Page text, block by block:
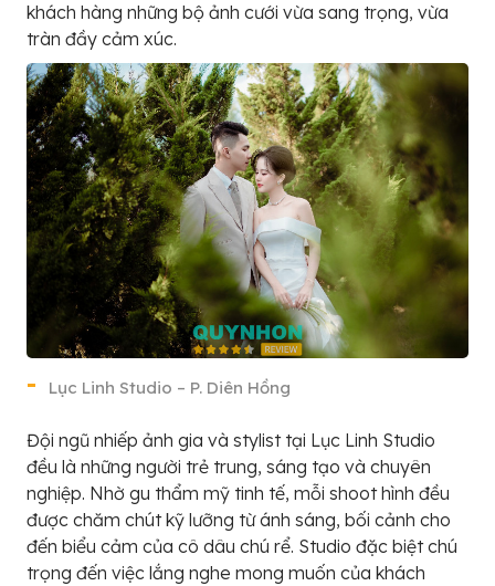
khách hàng những bộ ảnh cưới vừa sang trọng, vừa
tràn đầy cảm xúc.
Lục Linh Studio – P. Diên Hồng
Đội ngũ nhiếp ảnh gia và stylist tại Lục Linh Studio
đều là những người trẻ trung, sáng tạo và chuyên
nghiệp. Nhờ gu thẩm mỹ tinh tế, mỗi shoot hình đều
được chăm chút kỹ lưỡng từ ánh sáng, bối cảnh cho
đến biểu cảm của cô dâu chú rể. Studio đặc biệt chú
trọng đến việc lắng nghe mong muốn của khách